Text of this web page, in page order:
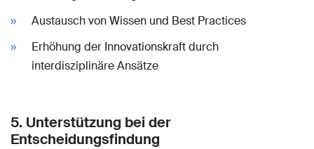
Austausch von Wissen und Best Practices
Erhöhung der Innovationskraft durch
interdisziplinäre Ansätze
5. Unterstützung bei der
Entscheidungsfindung